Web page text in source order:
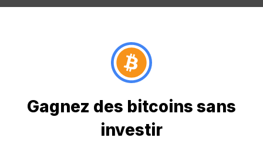
Gagnez des bitcoins sans
investir